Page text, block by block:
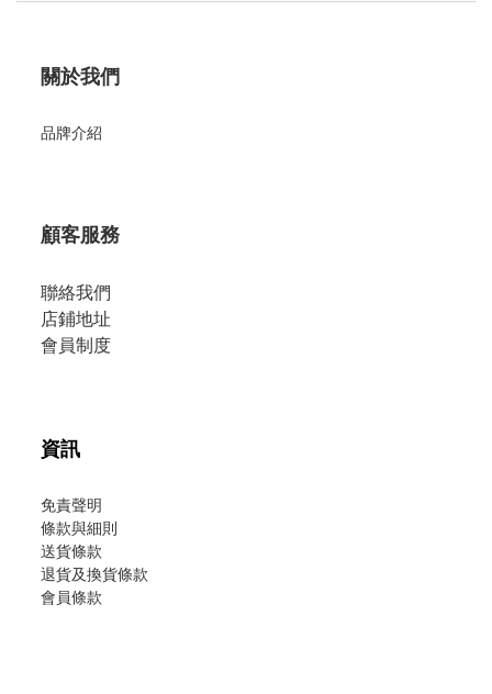
關於我們
品牌介紹
顧客服務
聯絡我們
店鋪地址
會員制度
資訊
免責聲明
條款與細則
送貨條款
退貨及換貨條款
會員條款